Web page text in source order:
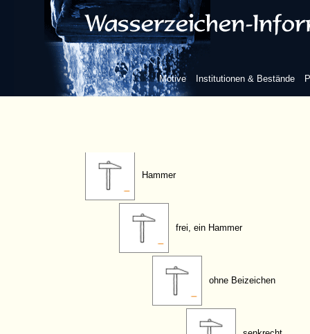
Motive Institutionen & Bestände
Gabel
Gewicht (Waage)
Hammer
frei, ein Hammer
ohne Beizeichen